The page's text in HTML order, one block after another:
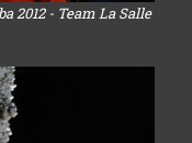
2012 - Team La Salle